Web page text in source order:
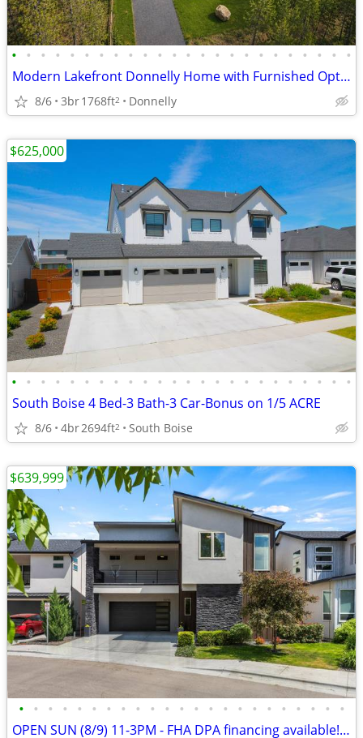
• • • • • • • • • • • • • • • • • • • • • • • •
Modern Lakefront Donnelly Home with Furnished Options!
8/6 3br1768ft2 Donnelly
• • • • • • • • • • • • • • • • • • • • • • • •
South Boise 4 Bed-3 Bath-3 Car-Bonus on 1/5 ACRE
8/6 4br2694ft2 South Boise
$625,000
• • • • • • • • • • • • • • • • • • • • • • •
OPEN SUN (8/9) 11-3PM - FHA DPA financing available!! Immaculate Home in NW Bois
$639,999